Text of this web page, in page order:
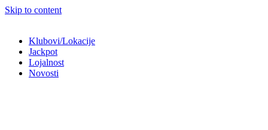
Skip to content
Klubovi/Lokacije
Jackpot
Lojalnost
Novosti